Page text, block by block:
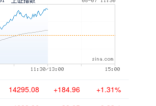
14295.08 +184.96 +1.31%